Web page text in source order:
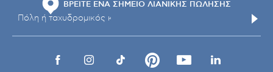
ΒΡΕΙΤΕ ΕΝΑ ΣΗΜΕΙΟ ΛΙΑΝΙΚΗΣ ΠΩΛΗΣΗΣ